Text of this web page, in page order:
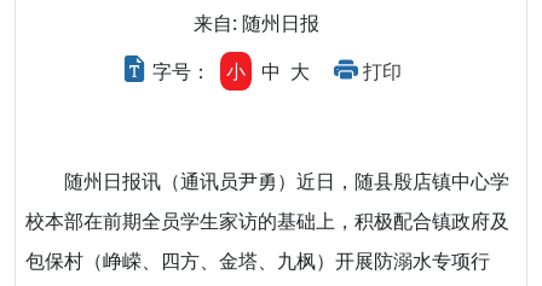
来自: 随州日报
字号：
小 中 大 打印
随州日报讯（通讯员尹勇）近日，随县殷店镇中心学
校本部在前期全员学生家访的基础上，积极配合镇政府及
包保村（峥嵘、四方、金塔、九枫）开展防溺水专项行